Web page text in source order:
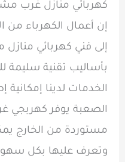
كهربائي منازل غرب
إن أعمال الكهرباء من
إلى فني كهربائي
بأساليب تقنية
الخدمات لدينا
الصعبة يوفر
مستوردة من الخارج
وتعرف عليها بكل